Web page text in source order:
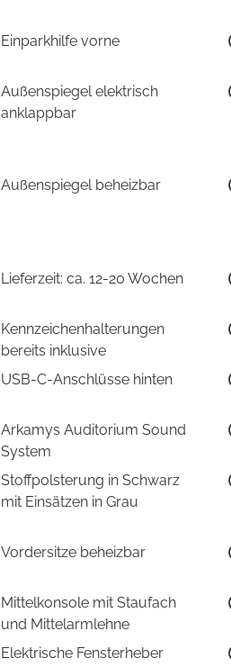
Einparkhilfe vorne
Außenspiegel elektrisch
anklappbar
Außenspiegel beheizbar
Lieferzeit: ca. 12-20 Wochen
Kennzeichenhalterungen
bereits inklusive
USB-C-Anschlüsse hinten
Arkamys Auditorium Sound
System
Stoffpolsterung in Schwarz
mit Einsätzen in Grau
Vordersitze beheizbar
Mittelkonsole mit Staufach
und Mittelarmlehne
Elektrische Fensterheber